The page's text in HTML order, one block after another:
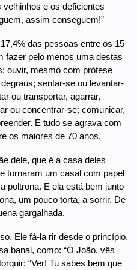
e os deficientes
assim conseguem!”
das pessoas entre os 15
fazer pelo menos uma destas
ouvir, mesmo com prótese
sentar-se ou levantar-
ou transportar, agarrar,
ou concentrar-se; comunicar,
E tudo se agrava com
os maiores de 70 anos.
dele, que é a casa deles
tornaram um casal com papel
poltrona. E ela está bem junto
um pouco torta, a sorrir. De
gargalhada.
Ele fá-la rir desde o princípio.
banal, como: “Ó João, vês
“Ver! Tu sabes bem que